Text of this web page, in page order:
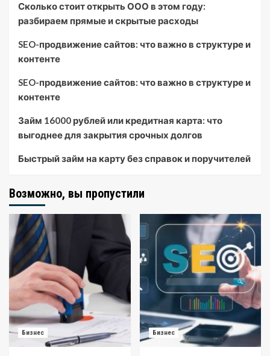
Сколько стоит открыть ООО в этом году:
разбираем прямые и скрытые расходы
SEO-продвижение сайтов: что важно в структуре и
контенте
SEO-продвижение сайтов: что важно в структуре и
контенте
Займ 16000 рублей или кредитная карта: что
выгоднее для закрытия срочных долгов
Быстрый займ на карту без справок и поручителей
Возможно, вы пропустили
Бизнес Бизнес